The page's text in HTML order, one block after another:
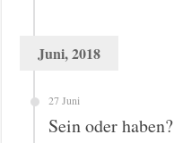
Juni, 2018
27 Juni
Sein oder haben?